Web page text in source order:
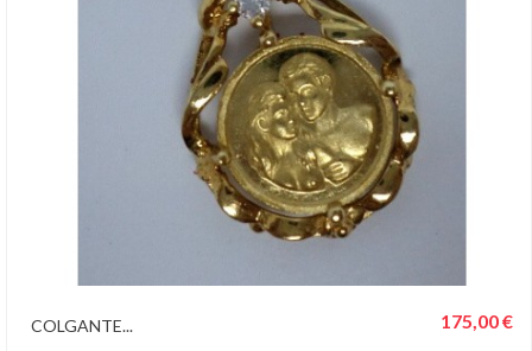
COLGANTE... 175,00 €